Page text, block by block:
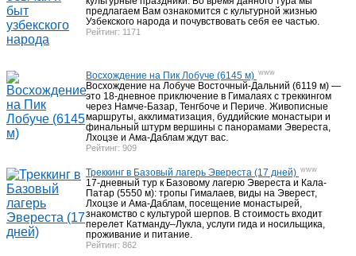
Бронирование гостиниц в Узбекистане
Треки, туры Непал 23
Трековые пики Непала 10
предлагаем Вам ознакомится с культурной жизнью
Узбекского народа и почувствовать себя ее частью.
Рейтинг: 1171
Восхождение на Пик Лобуче (6145 м) www
Восхождение на Лобуче Восточный-Дальний (6119 м) —
это 18-дневное приключение в Гималаях с треккингом
через Намче-Базар, Тенгбоче и Периче. Живописные
маршруты, акклиматизация, буддийские монастыри и
финальный штурм вершины с панорамами Эвереста,
Лхоцзе и Ама-Даблам ждут вас.
Рейтинг: 909
Треккинг в Базовый лагерь Эвереста (17 дней) www
17-дневный тур к Базовому лагерю Эвереста и Кала-
Патар (5550 м): тропы Гималаев, виды на Эверест,
Лхоцзе и Ама-Даблам, посещение монастырей,
знакомство с культурой шерпов. В стоимость входит
перелет Катманду–Лукла, услуги гида и носильщика,
проживание и питание.
Рейтинг: 862